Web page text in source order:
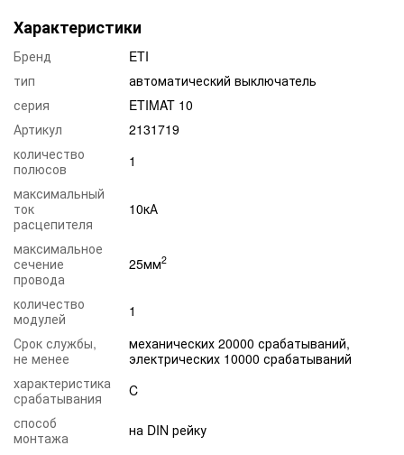
Характеристики
Бренд
ETI
тип
автоматический выключатель
серия
ETIMAT 10
Артикул
2131719
количество
полюсов
1
максимальный
ток
расцепителя
10кА
максимальное
сечение
провода
25мм2
количество
модулей
1
Срок службы,
не менее
механических 20000 срабатываний,
электрических 10000 срабатываний
характеристика
срабатывания
C
способ
монтажа
на DIN рейку